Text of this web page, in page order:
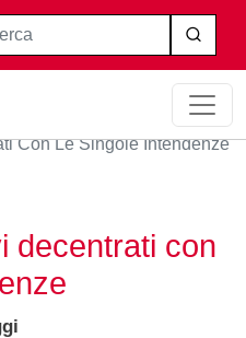
Con Le Singole Intendenze
decentrati con